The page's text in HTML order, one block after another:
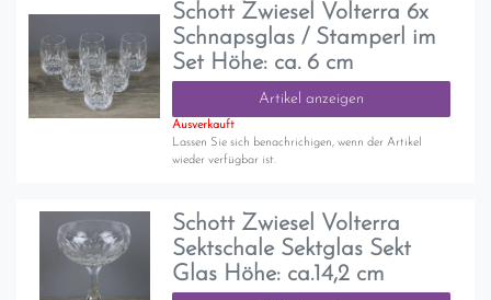
Schott Zwiesel Volterra 6x
Schnapsglas / Stamperl im
Set Höhe: ca. 6 cm
Artikel anzeigen
Ausverkauft
Lassen Sie sich benachrichigen, wenn der Artikel
wieder verfügbar ist.
Schott Zwiesel Volterra
Sektschale Sektglas Sekt
Glas Höhe: ca.14,2 cm